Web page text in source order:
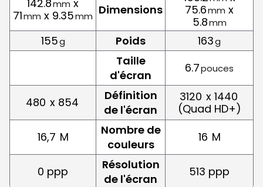
142.8mm x
71mm x 9.35mm Dimensions
75.6mm x
5.8mm
155g Poids 163g
Taille
d'écran
6.7pouces
480 x 854
Définition
de l'écran
3120 x 1440
(Quad HD+)
16,7 M
Nombre de
couleurs
16 M
0 ppp
Résolution
de l'écran
513 ppp